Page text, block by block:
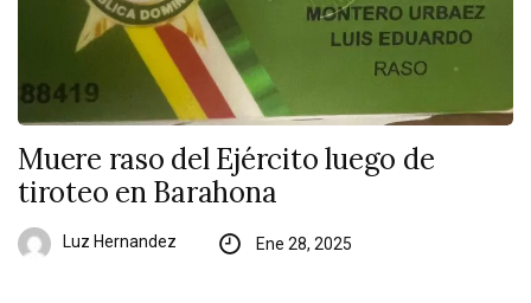
Muere raso del Ejército luego de
tiroteo en Barahona
Luz Hernandez Ene 28, 2025